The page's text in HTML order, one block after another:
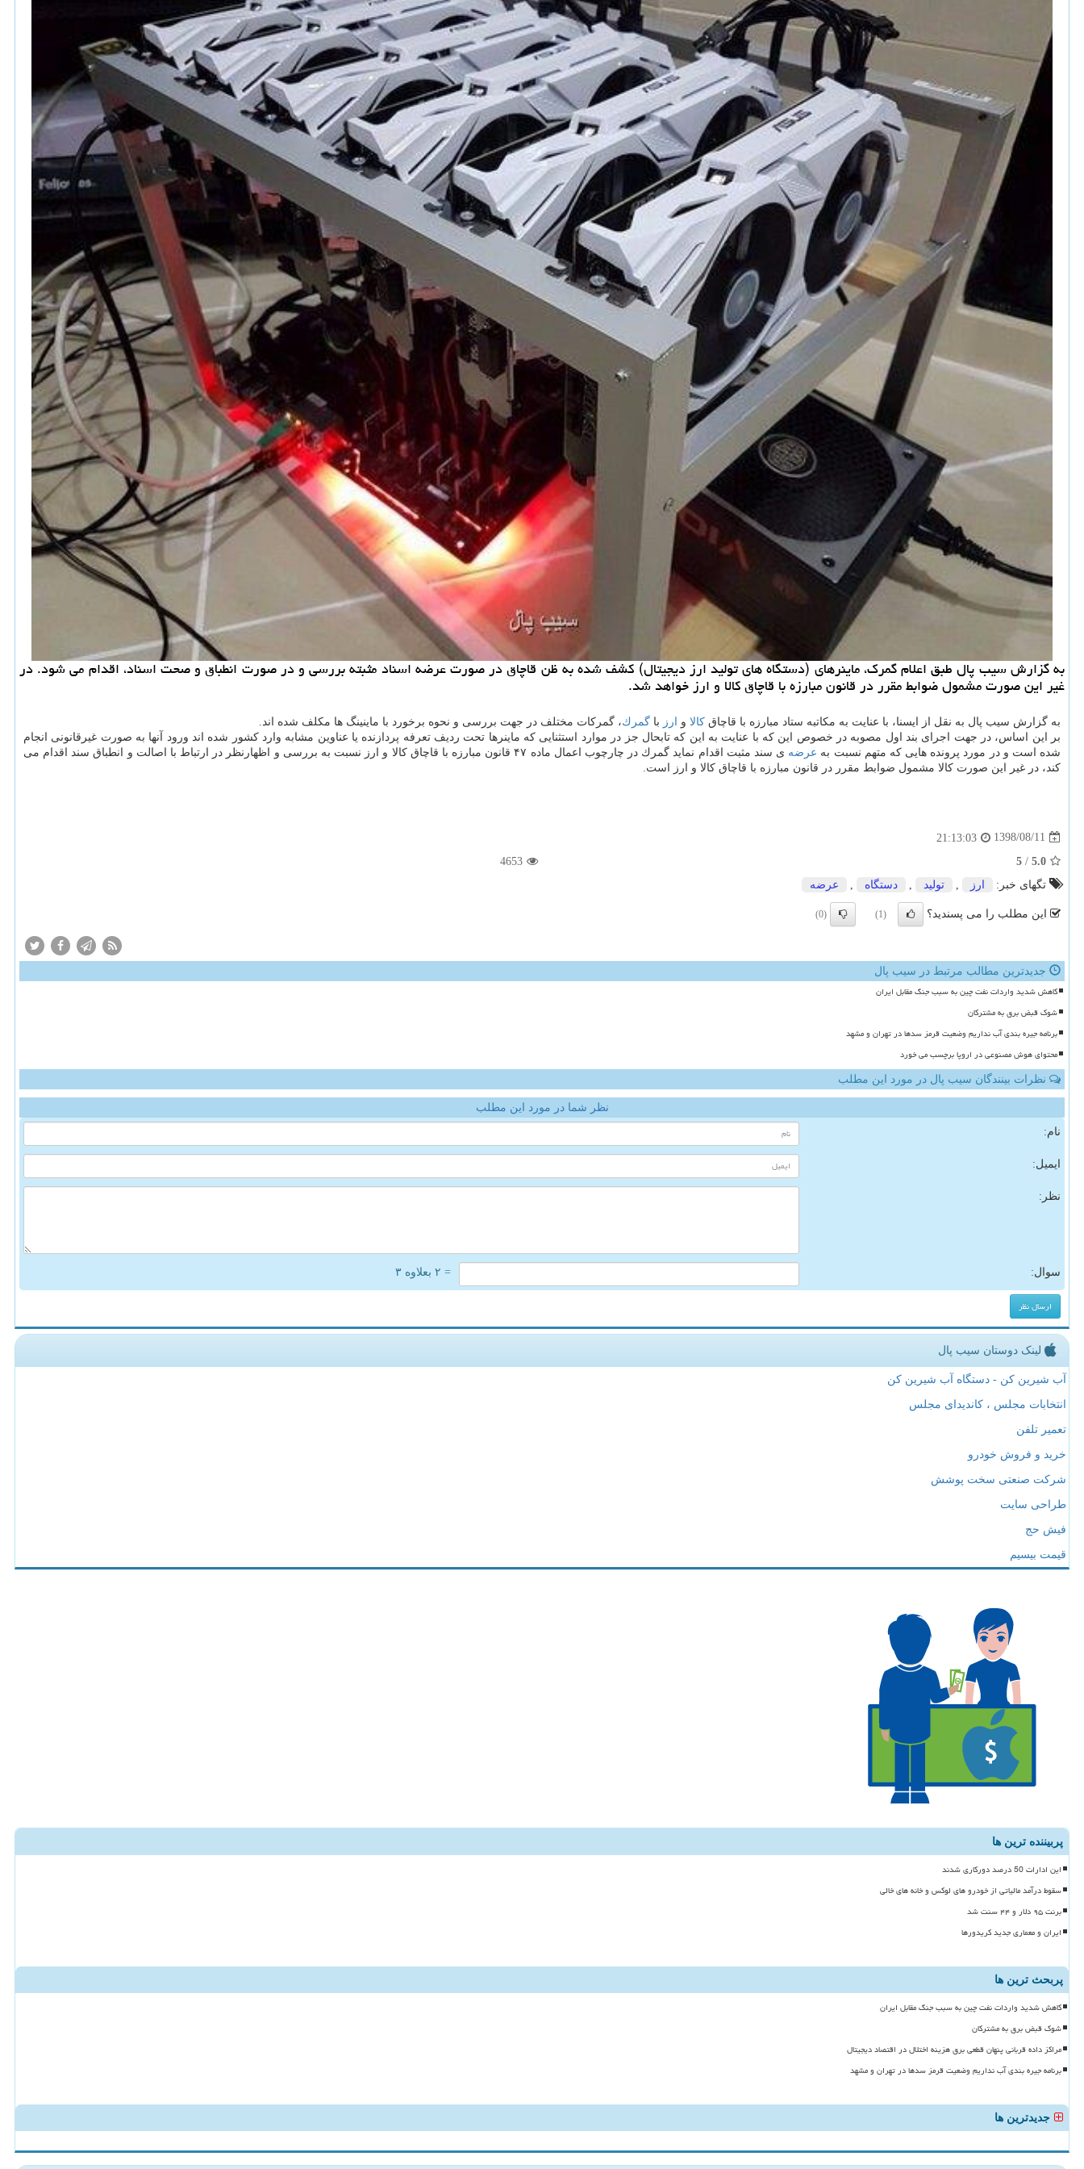
به گزارش سیب پال طبق اعلام گمرك، ماینرهای (دستگاه های تولید ارز دیجیتال) كشف شده به ظن قاچاق در صورت عرضه اسناد مثبته بررسی و در صورت انطباق و صحت اسناد، اقدام می شود. در
غیر این صورت مشمول ضوابط مقرر در قانون مبارزه با قاچاق كالا و ارز خواهد شد.
به گزارش سیب پال به نقل از ایسنا، با عنایت به مكاتبه ستاد مبارزه با قاچاق كالا و ارز با گمرك، گمركات مختلف در جهت بررسی و نحوه برخورد با ماینینگ ها مكلف شده اند.
بر این اساس، در جهت اجرای بند اول مصوبه در خصوص این كه با عنایت به این كه تابحال جز در موارد استثنایی كه ماینرها تحت ردیف تعرفه پردازنده یا عناوین مشابه وارد كشور شده اند ورود آنها به صورت غیرقانونی انجام
شده است و در مورد پرونده هایی كه متهم نسبت به عرضه
ی سند مثبت اقدام نماید گمرك در چارچوب اعمال ماده ۴۷ قانون مبارزه با قاچاق كالا و ارز نسبت به بررسی و اظهارنظر در ارتباط با اصالت و انطباق سند اقدام می
كند، در غیر این صورت كالا مشمول ضوابط مقرر در قانون مبارزه با قاچاق كالا و ارز است.
1398/08/11
21:13:03
5.0
/
5
4653
تگهای خبر:
ارز تولید دستگاه عرضه
این مطلب را می پسندید؟ (1)
(0)
جدیدترین مطالب مرتبط در سیب پال
کاهش شدید واردات نفت چین به سبب جنگ مقابل ایران
شوک قبض برق به مشترکان
برنامه جیره بندی آب نداریم وضعیت قرمز سدها در تهران و مشهد
محتوای هوش مصنوعی در اروپا برچسب می خورد
نظرات بینندگان سیب پال در مورد این مطلب
نظر شما در مورد این مطلب
نام:
ایمیل:
نظر:
سوال: = ۲ بعلاوه ۳
لینک دوستان سیب پال
آب شیرین کن - دستگاه آب شیرین کن
انتخابات مجلس ، کاندیدای مجلس
تعمیر تلفن
خرید و فروش خودرو
شرکت صنعتی سخت پوشش
طراحی سایت
فیش حج
قیمت بیسیم
پربیننده ترین ها
این ادارات 50 درصد دورکاری شدند
سقوط درآمد مالیاتی از خودرو های لوکس و خانه های خالی
برنت ۹۵ دلار و ۴۴ سنت شد
ایران و معماری جدید کریدورها
پربحث ترین ها
کاهش شدید واردات نفت چین به سبب جنگ مقابل ایران
شوک قبض برق به مشترکان
مراکز داده قربانی پنهان قطعی برق هزینه اختلال در اقتصاد دیجیتال
برنامه جیره بندی آب نداریم وضعیت قرمز سدها در تهران و مشهد
جدیدترین ها